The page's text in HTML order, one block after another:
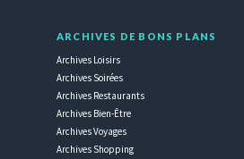
ARCHIVES DE BONS PLANS
Archives Loisirs
Archives Soirées
Archives Restaurants
Archives Bien-Être
Archives Voyages
Archives Shopping